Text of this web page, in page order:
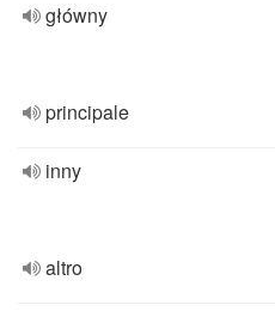
główny
principale
inny
altro